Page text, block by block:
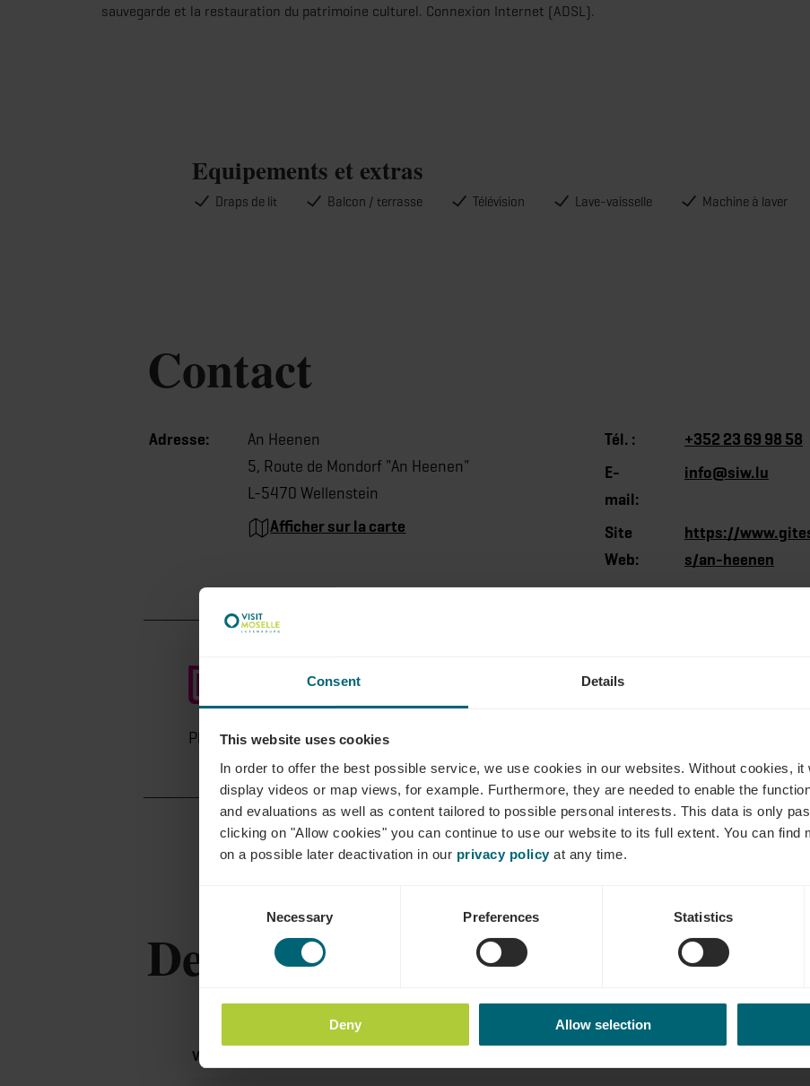
Consent Details
This website uses cookies
In order to offer the best possible service, we use cookies in our websites. Without cookies, it
display videos or map views, for example. Furthermore, they are needed to enable the
and evaluations as well as content tailored to possible personal interests. This data is only
clicking on "Allow cookies" you can continue to use our website to its full extent. You can find
on a possible later deactivation in our privacy policy at any time.
Necessary Preferences Statistics
Deny Allow selection
sauvegarde et la restauration du patrimoine culturel. Connexion Internet (ADSL).
Equipements et extras
Draps de lit Balcon / terrasse Télévision Lave-vaisselle Machine à laver
Contact
Adresse:
An Heenen
5, Route de Mondorf "An Heenen"
L-5470 Wellenstein
Afficher sur la carte
Tél. :
+352 23 69 98 58
E-
mail:
info@siw.lu
Site
Web:
https://
s/an-heenen
Planifier l’itinéraire
Demande
Vos données de voyage